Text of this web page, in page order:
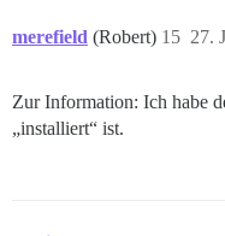
merefield (Robert) 27.
15
Zur Information: Ich habe
„installiert“ ist.